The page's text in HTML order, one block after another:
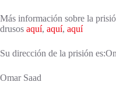
Más información sobre la
drusos aquí, aquí, aquí
Su dirección de la prisión
Omar Saad